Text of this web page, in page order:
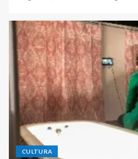
CULTURA